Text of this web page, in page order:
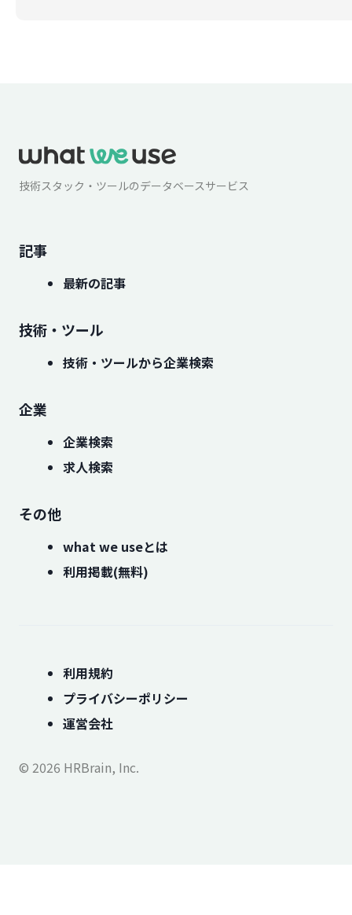
技術スタック・ツールのデータベースサービス
記事
最新の記事
技術・ツール
技術・ツールから企業検索
企業
企業検索
求人検索
その他
what we useとは
利用掲載(無料)
利用規約
プライバシーポリシー
運営会社
© 2026 HRBrain, Inc.